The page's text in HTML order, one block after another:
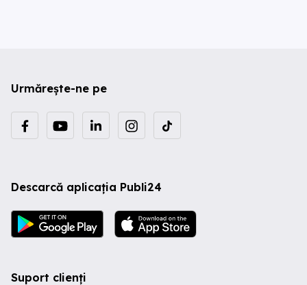
Urmărește-ne pe
Descarcă aplicația Publi24
Suport clienți